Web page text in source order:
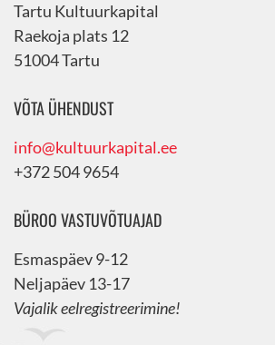
Tartu Kultuurkapital
Raekoja plats 12
51004 Tartu
VÕTA ÜHENDUST
info@kultuurkapital.ee
+372 504 9654
BÜROO VASTUVÕTUAJAD
Esmaspäev 9-12
Neljapäev 13-17
Vajalik eelregistreerimine!